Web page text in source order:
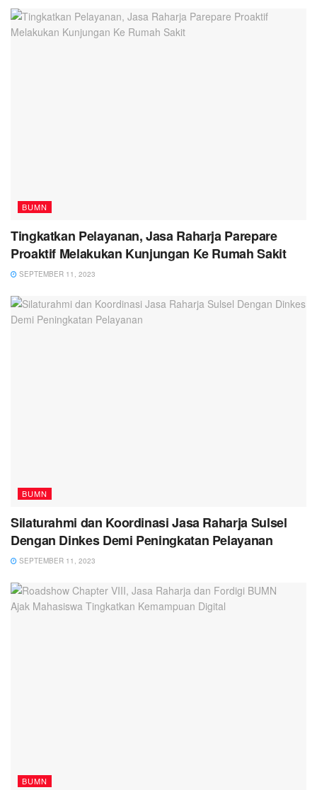
BUMN
Tingkatkan Pelayanan, Jasa Raharja Parepare
Proaktif Melakukan Kunjungan Ke Rumah Sakit
SEPTEMBER 11, 2023
BUMN
Silaturahmi dan Koordinasi Jasa Raharja Sulsel
Dengan Dinkes Demi Peningkatan Pelayanan
SEPTEMBER 11, 2023
BUMN